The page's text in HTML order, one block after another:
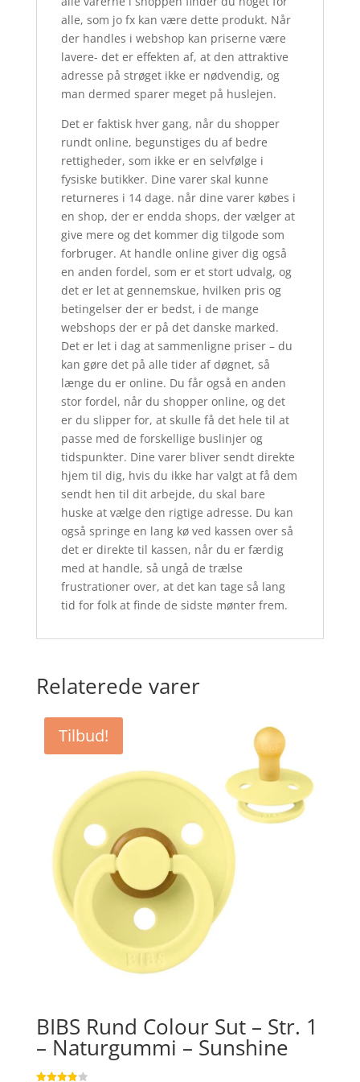
alle, som jo fx kan være dette produkt. Når
der handles i webshop kan priserne være
lavere- det er effekten af, at den attraktive
adresse på strøget ikke er nødvendig, og
man dermed sparer meget på huslejen.
Det er faktisk hver gang, når du shopper
rundt online, begunstiges du af bedre
rettigheder, som ikke er en selvfølge i
fysiske butikker. Dine varer skal kunne
returneres i 14 dage. når dine varer købes i
en shop, der er endda shops, der vælger at
give mere og det kommer dig tilgode som
forbruger. At handle online giver dig også
en anden fordel, som er et stort udvalg, og
det er let at gennemskue, hvilken pris og
betingelser der er bedst, i de mange
webshops der er på det danske marked.
Det er let i dag at sammenligne priser – du
kan gøre det på alle tider af døgnet, så
længe du er online. Du får også en anden
stor fordel, når du shopper online, og det
er du slipper for, at skulle få det hele til at
passe med de forskellige buslinjer og
tidspunkter. Dine varer bliver sendt direkte
hjem til dig, hvis du ikke har valgt at få dem
sendt hen til dit arbejde, du skal bare
huske at vælge den rigtige adresse. Du kan
også springe en lang kø ved kassen over så
det er direkte til kassen, når du er færdig
med at handle, så ungå de trælse
frustrationer over, at det kan tage så lang
tid for folk at finde de sidste mønter frem.
Relaterede varer
Tilbud!
BIBS Rund Colour Sut – Str. 1
– Naturgummi – Sunshine